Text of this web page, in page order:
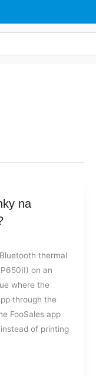
na
thermal
on an
where the
through the
FooSales app
of printing